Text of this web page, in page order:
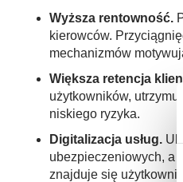
Wyższa rentowność.
kierowców.
mechanizmów
Większa retencja
użytkowników,
niskiego ryzyka.
Digitalizacja usług.
ubezpieczeniowych, a
znajduje się